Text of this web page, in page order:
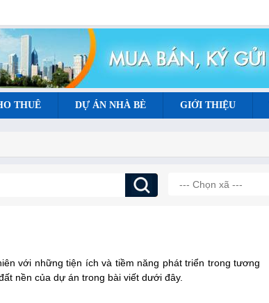
THUÊ DỰ ÁN NHÀ BÈ GIỚI THIỆU
với những tiện ích và tiềm năng phát triển trong tương
nền của dự án trong bài viết dưới đây.